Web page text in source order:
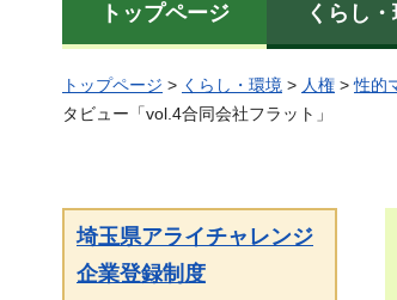
トップページ くらし
トップページ > くらし・環境 > 人権 >性的
タビュー「vol.4合同会社フラット」
埼玉県アライチャレンジ
企業登録制度